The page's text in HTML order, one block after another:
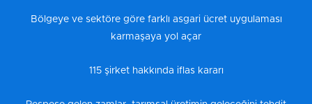
Bölgeye ve sektöre göre farklı asgari ücret uygulaması
karmaşaya yol açar
115 şirket hakkında iflas kararı